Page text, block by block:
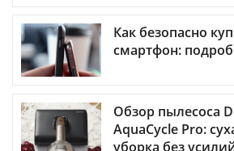
Как безопасно
смартфон:
Обзор пылесоса
AquaCycle Pro:
уборка без